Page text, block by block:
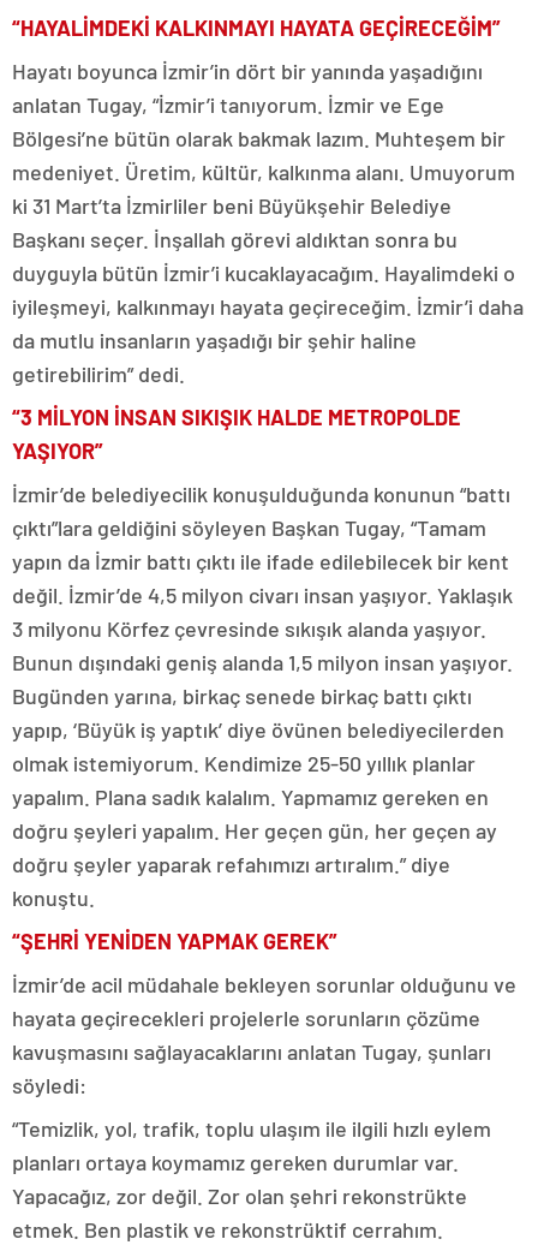
“HAYALİMDEKİ KALKINMAYI HAYATA GEÇİRECEĞİM”
Hayatı boyunca İzmir’in dört bir yanında yaşadığını
anlatan Tugay, “İzmir’i tanıyorum. İzmir ve Ege
Bölgesi’ne bütün olarak bakmak lazım. Muhteşem bir
medeniyet. Üretim, kültür, kalkınma alanı. Umuyorum
ki 31 Mart’ta İzmirliler beni Büyükşehir Belediye
Başkanı seçer. İnşallah görevi aldıktan sonra bu
duyguyla bütün İzmir’i kucaklayacağım. Hayalimdeki o
iyileşmeyi, kalkınmayı hayata geçireceğim. İzmir’i daha
da mutlu insanların yaşadığı bir şehir haline
getirebilirim” dedi.
“3 MİLYON İNSAN SIKIŞIK HALDE METROPOLDE
YAŞIYOR”
İzmir’de belediyecilik konuşulduğunda konunun “battı
çıktı”lara geldiğini söyleyen Başkan Tugay, “Tamam
yapın da İzmir battı çıktı ile ifade edilebilecek bir kent
değil. İzmir’de 4,5 milyon civarı insan yaşıyor. Yaklaşık
3 milyonu Körfez çevresinde sıkışık alanda yaşıyor.
Bunun dışındaki geniş alanda 1,5 milyon insan yaşıyor.
Bugünden yarına, birkaç senede birkaç battı çıktı
yapıp, ‘Büyük iş yaptık’ diye övünen belediyecilerden
olmak istemiyorum. Kendimize 25-50 yıllık planlar
yapalım. Plana sadık kalalım. Yapmamız gereken en
doğru şeyleri yapalım. Her geçen gün, her geçen ay
doğru şeyler yaparak refahımızı artıralım.” diye
konuştu.
“ŞEHRİ YENİDEN YAPMAK GEREK”
İzmir’de acil müdahale bekleyen sorunlar olduğunu ve
hayata geçirecekleri projelerle sorunların çözüme
kavuşmasını sağlayacaklarını anlatan Tugay, şunları
söyledi:
“Temizlik, yol, trafik, toplu ulaşım ile ilgili hızlı eylem
planları ortaya koymamız gereken durumlar var.
Yapacağız, zor değil. Zor olan şehri rekonstrükte
etmek. Ben plastik ve rekonstrüktif cerrahım.